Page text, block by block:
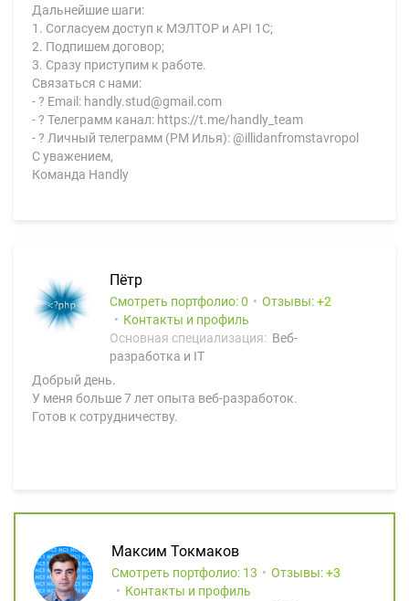
Дальнейшие шаги:
1. Согласуем доступ к МЭЛТОР и API 1С;
2. Подпишем договор;
3. Сразу приступим к работе.
Связаться с нами:
- ? Email: handly.stud@gmail.com
- ? Телеграмм канал: https://t.me/handly_team
- ? Личный телеграмм (PM Илья): @illidanfromstavropol
С уважением,
Команда Handly
Пётр
Смотреть портфолио: 0 Отзывы:
2
Контакты и профиль
Основная специализация: Веб-
разработка и IT
Добрый день.
У меня больше 7 лет опыта веб-разработок.
Готов к сотрудничеству.
Максим Токмаков
Смотреть портфолио: 13 Отзывы:
3
Контакты и профиль